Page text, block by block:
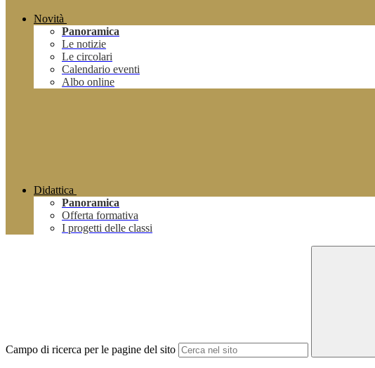
Novità
Panoramica
Le notizie
Le circolari
Calendario eventi
Albo online
Didattica
Panoramica
Offerta formativa
I progetti delle classi
Campo di ricerca per le pagine del sito